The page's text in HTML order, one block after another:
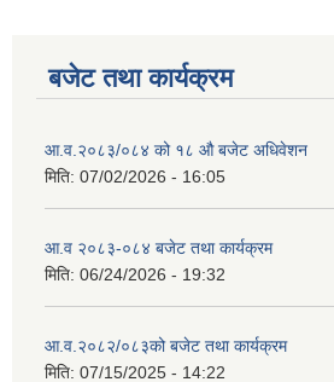
बजेट तथा कार्यक्रम
आ.व.२०८३/०८४ को १८ ‍औ बजेट अधिवेशन
मिति: 07/02/2026 - 16:05
आ.व २०८३-०८४ बजेट तथा कार्यक्रम
मिति: 06/24/2026 - 19:32
आ.व.२०८२/०८३को बजेट तथा कार्यक्रम
मिति: 07/15/2025 - 14:22